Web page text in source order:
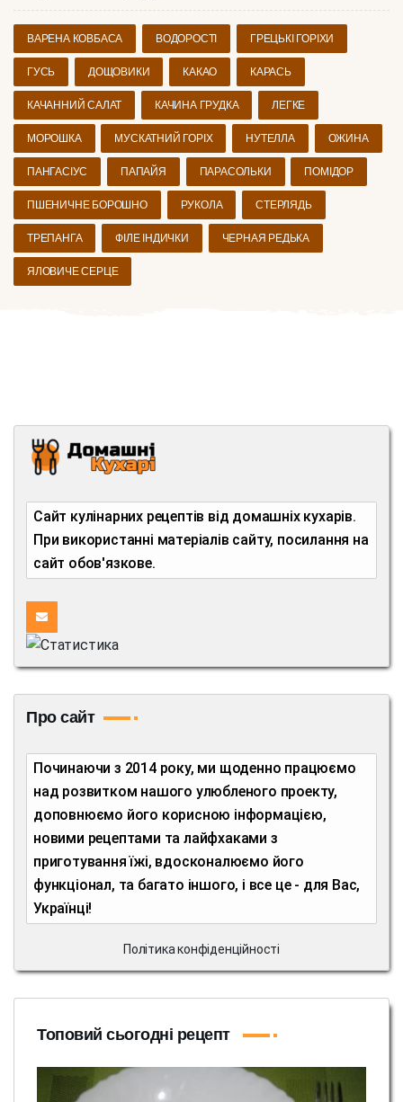
ВАРЕНА КОВБАСА ВОДОРОСТІ ГРЕЦЬКІ ГОРІХИ
ГУСЬ ДОЩОВИКИ КАКАО КАРАСЬ
КАЧАННИЙ САЛАТ КАЧИНА ГРУДКА ЛЕГКЕ
МОРОШКА МУСКАТНИЙ ГОРІХ НУТЕЛЛА ОЖИНА
ПАНГАСІУС ПАПАЙЯ ПАРАСОЛЬКИ ПОМІДОР
ПШЕНИЧНЕ БОРОШНО РУКОЛА СТЕРЛЯДЬ
ТРЕПАНГА ФІЛЕ ІНДИЧКИ ЧЕРНАЯ РЕДЬКА
ЯЛОВИЧЕ СЕРЦЕ
Сайт кулінарних рецептів від домашніх кухарів.
При використанні матеріалів сайту, посилання на
сайт обов'язкове.
Про сайт
Починаючи з 2014 року, ми щоденно працюємо
над розвитком нашого улюбленого проекту,
доповнюємо його корисною інформацією,
новими рецептами та лайфхаками з
приготування їжі, вдосконалюємо його
функціонал, та багато іншого, і все це - для Вас,
Українці!
Політика конфіденційності
Топовий сьогодні рецепт